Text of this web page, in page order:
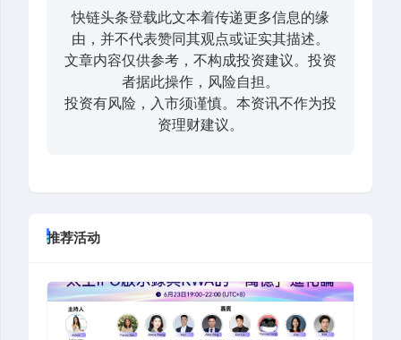
快链头条登载此文本着传递更多信息的缘
由，并不代表赞同其观点或证实其描述。
文章内容仅供参考，不构成投资建议。投资
者据此操作，风险自担。
投资有风险，入市须谨慎。本资讯不作为投
资理财建议。
推荐活动